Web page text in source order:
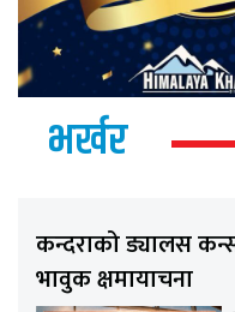
भर्खर
कन्दराको ड्यालस
भावुक क्षमायाचना